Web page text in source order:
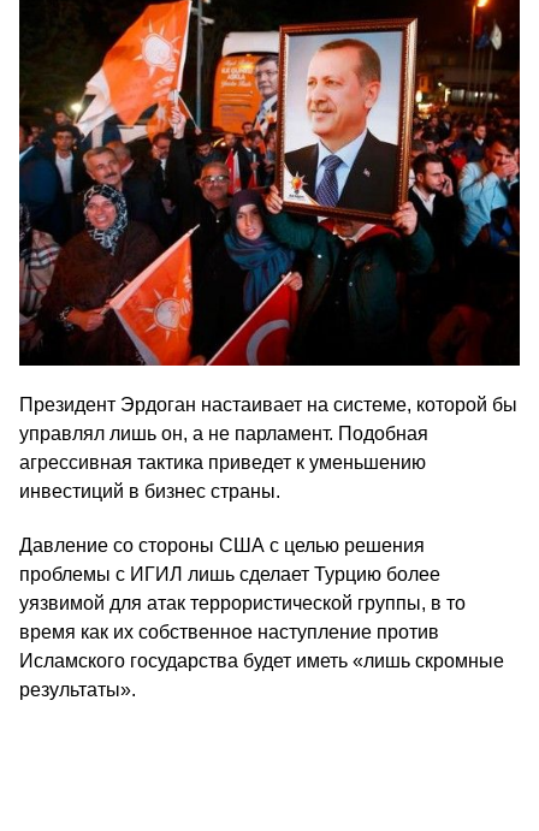
Президент Эрдоган настаивает на системе, которой бы
управлял лишь он, а не парламент. Подобная
агрессивная тактика приведет к уменьшению
инвестиций в бизнес страны.
Давление со стороны США с целью решения
проблемы с ИГИЛ лишь сделает Турцию более
уязвимой для атак террористической группы, в то
время как их собственное наступление против
Исламского государства будет иметь «лишь скромные
результаты».